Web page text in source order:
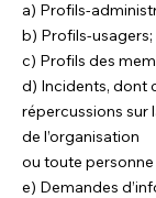
a) Profils-
b) Profils-usagers;
c) Profils des
d) Incidents, dont
répercussions sur
de l’organisation
ou toute personne
e) Demandes